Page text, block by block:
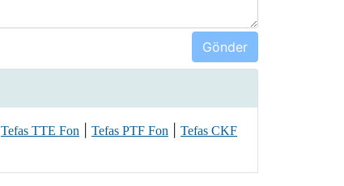
Tefas TTE Fon Tefas PTF Fon
Tefas CKF